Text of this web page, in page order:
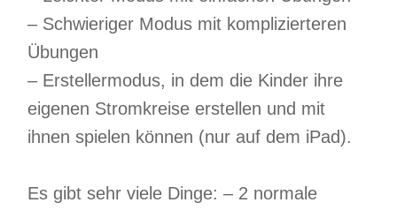
– Schwieriger Modus mit komplizierteren
Übungen
– Erstellermodus, in dem die Kinder ihre
eigenen Stromkreise erstellen und mit
ihnen spielen können (nur auf dem iPad).
Es gibt sehr viele Dinge: – 2 normale